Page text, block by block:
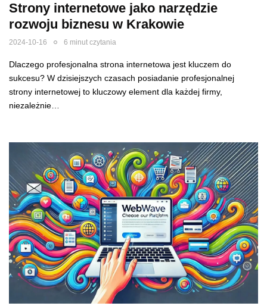
Strony internetowe jako narzędzie
rozwoju biznesu w Krakowie
2024-10-16 6 minut czytania
Dlaczego profesjonalna strona internetowa jest kluczem do
sukcesu? W dzisiejszych czasach posiadanie profesjonalnej
strony internetowej to kluczowy element dla każdej firmy,
niezależnie…